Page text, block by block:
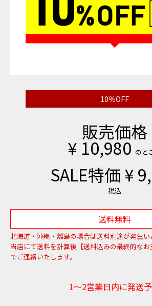
10％OFF
販売価格
¥ 10,980 のと
SALE特価¥
税込
送料無料
北海道・沖縄・離島の場合は送料別途が発生い
当店にて送料を計算後【送料込みの最終的な
でご連絡いたします。
1～2営業日内に発送